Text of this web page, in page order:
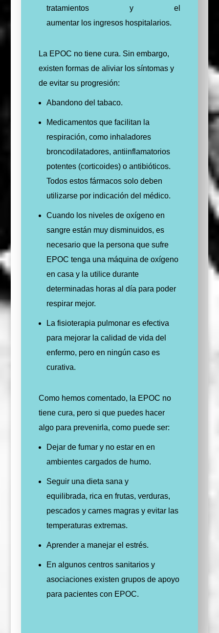
tratamientos y el
aumentar los ingresos hospitalarios.
La EPOC no tiene cura. Sin embargo,
existen formas de aliviar los síntomas y
de evitar su progresión:
Abandono del tabaco.
Medicamentos que facilitan la
respiración, como inhaladores
broncodilatadores, antiinflamatorios
potentes (corticoides) o antibióticos.
Todos estos fármacos solo deben
utilizarse por indicación del médico.
Cuando los niveles de oxígeno en
sangre están muy disminuidos, es
necesario que la persona que sufre
EPOC tenga una máquina de oxígeno
en casa y la utilice durante
determinadas horas al día para poder
respirar mejor.
La fisioterapia pulmonar es efectiva
para mejorar la calidad de vida del
enfermo, pero en ningún caso es
curativa.
Como hemos comentado, la EPOC no
tiene cura, pero si que puedes hacer
algo para prevenirla, como puede ser:
Dejar de fumar y no estar en en
ambientes cargados de humo.
Seguir una dieta sana y
equilibrada, rica en frutas, verduras,
pescados y carnes magras y evitar las
temperaturas extremas.
Aprender a manejar el estrés.
En algunos centros sanitarios y
asociaciones existen grupos de apoyo
para pacientes con EPOC.